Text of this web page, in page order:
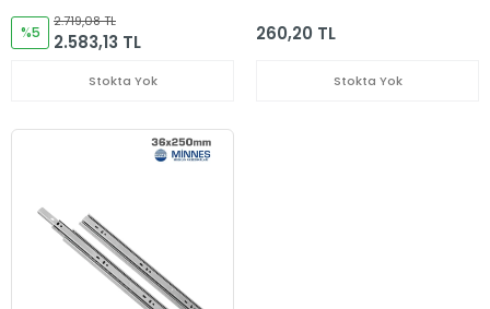
%5
2.719,08 TL
2.583,13 TL
Stokta Yok
260,20 TL
Stokta Yok